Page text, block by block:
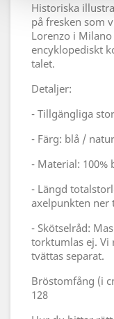
Historiska
på fresken som
Lorenzo i
encyklopediskt
talet.
Detaljer:
- Tillgängliga
- Färg: blå /
- Material: 100%
- Längd
axelpunkten ner
- Skötselråd:
torktumlas ej. Vi
tvättas separat.
Bröstomfång (i
128